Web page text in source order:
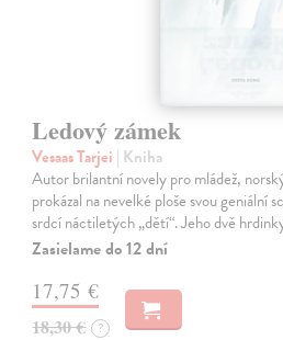
Ledový zámek
Vesaas Tarjei | Kniha
Autor brilantní novely pro mládež,
prokázal na nevelké ploše svou geniální
srdcí náctiletých „dětí“. Jeho dvě
Zasielame do 12 dní
17,75 €
18,30 € ?